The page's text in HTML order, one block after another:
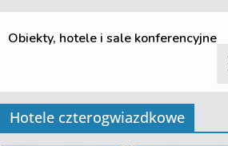
Obiekty, hotele i sale konferencyjne
Hotele czterogwiazdkowe